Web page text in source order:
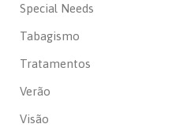
Special Needs
Tabagismo
Tratamentos
Verão
Visão